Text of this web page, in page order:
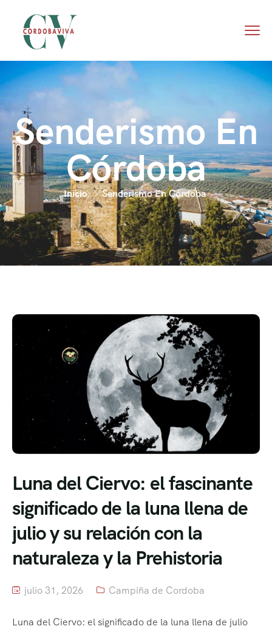
Senderismo En
Córdoba
Inicio Senderismo En Córdoba
Luna del Ciervo: el fascinante
significado de la luna llena de
julio y su relación con la
naturaleza y la Prehistoria
julio 31, 2026 Campiña de Cordoba
Luna del Ciervo: el significado de la luna llena de julio